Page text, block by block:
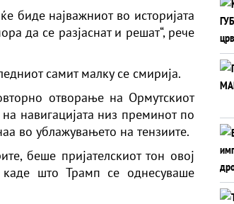
биде најважниот во историјата
да се разјаснат и решат“, рече
самит малку се смирија.
отворање на Ормутскиот
навигацијата низ преминот по
во ублажувањето на тензиите.
беше пријателскиот тон овој
што Трамп се однесуваше